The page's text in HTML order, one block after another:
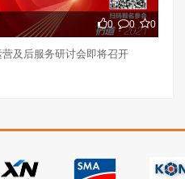
0 0 0
及后服务研讨会即将召开